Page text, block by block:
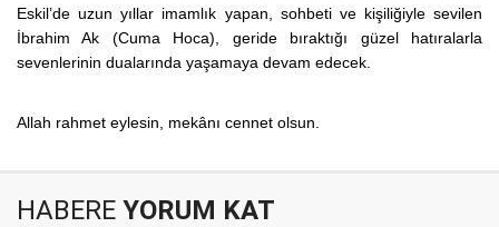
Eskil’de uzun yıllar imamlık yapan, sohbeti ve kişiliğiyle sevilen
İbrahim Ak (Cuma Hoca), geride bıraktığı güzel hatıralarla
sevenlerinin dualarında yaşamaya devam edecek.
Allah rahmet eylesin, mekânı cennet olsun.
HABERE YORUM KAT